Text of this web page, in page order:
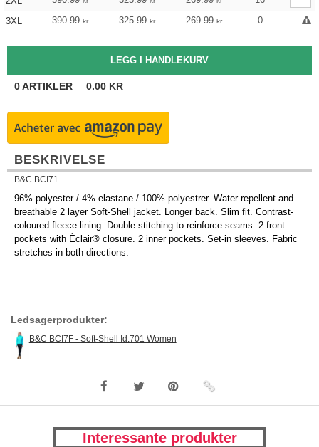
3XL
390.99 kr 325.99 kr 269.99 kr 0
0ARTIKLER 0.00 KR
BESKRIVELSE
B&C BCI71
96% polyester / 4% elastane / 100% polyestrer. Water repellent and
breathable 2 layer Soft-Shell jacket. Longer back. Slim fit. Contrast-
coloured fleece lining. Double stitching to reinforce seams. 2 front
pockets with Éclair® closure. 2 inner pockets. Set-in sleeves. Fabric
stretches in both directions.
Ledsagerprodukter:
B&C BCI7F - Soft-Shell Id.701 Women
Interessante produkter